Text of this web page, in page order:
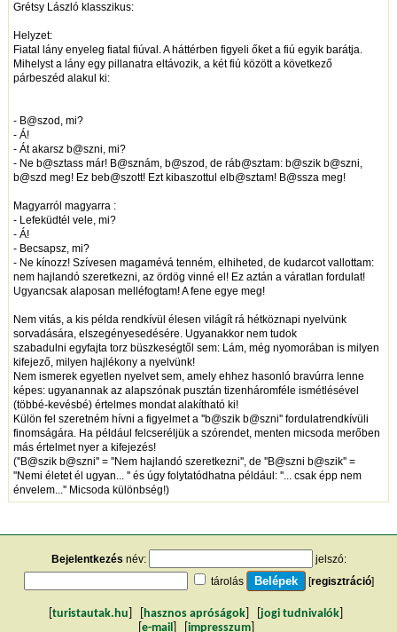
Grétsy László klasszikus:
Helyzet:
Fiatal lány enyeleg fiatal fiúval. A háttérben figyeli őket a fiú egyik barátja.
Mihelyst a lány egy pillanatra eltávozik, a két fiú között a következő
párbeszéd alakul ki:
- B@szod, mi?
- Á!
- Át akarsz b@szni, mi?
- Ne b@sztass már! B@sznám, b@szod, de ráb@sztam: b@szik b@szni,
b@szd meg! Ez beb@szott! Ezt kibaszottul elb@sztam! B@ssza meg!
Magyarról magyarra :
- Lefeküdtél vele, mi?
- Á!
- Becsapsz, mi?
- Ne kínozz! Szívesen magamévá tenném, elhiheted, de kudarcot vallottam:
nem hajlandó szeretkezni, az ördög vinné el! Ez aztán a váratlan fordulat!
Ugyancsak alaposan melléfogtam! A fene egye meg!
Nem vitás, a kis példa rendkívül élesen világít rá hétköznapi nyelvünk
sorvadására, elszegényesedésére. Ugyanakkor nem tudok
szabadulni egyfajta torz büszkeségtől sem: Lám, még nyomorában is milyen
kifejező, milyen hajlékony a nyelvünk!
Nem ismerek egyetlen nyelvet sem, amely ehhez hasonló bravúrra lenne
képes: ugyanannak az alapszónak pusztán tizenháromféle ismétlésével
(többé-kevésbé) értelmes mondat alakítható ki!
Külön fel szeretném hívni a figyelmet a ''b@szik b@szni'' fordulatrendkívüli
finomságára. Ha például felcseréljük a szórendet, menten micsoda merőben
más értelmet nyer a kifejezés!
(''B@szik b@szni'' = ''Nem hajlandó szeretkezni'', de ''B@szni b@szik'' =
''Nemi életet él ugyan... '' és úgy folytatódhatna például: ''... csak épp nem
énvelem...'' Micsoda különbség!)
Bejelentkezés név:
jelszó:
tárolás
[regisztráció]
turistautak.hu hasznos apróságok jogi tudnivalók
e-mail impresszum]